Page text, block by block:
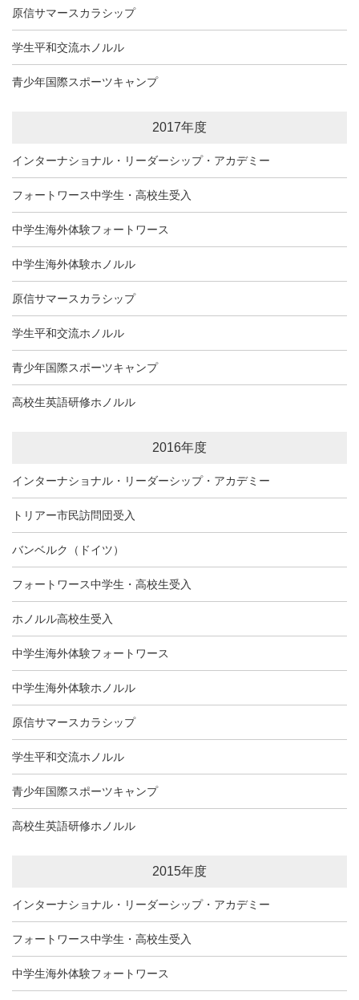
原信サマースカラシップ
学生平和交流ホノルル
青少年国際スポーツキャンプ
2017年度
インターナショナル・リーダーシップ・アカデミー
フォートワース中学生・高校生受入
中学生海外体験フォートワース
中学生海外体験ホノルル
原信サマースカラシップ
学生平和交流ホノルル
青少年国際スポーツキャンプ
高校生英語研修ホノルル
2016年度
インターナショナル・リーダーシップ・アカデミー
トリアー市民訪問団受入
バンベルク（ドイツ）
フォートワース中学生・高校生受入
ホノルル高校生受入
中学生海外体験フォートワース
中学生海外体験ホノルル
原信サマースカラシップ
学生平和交流ホノルル
青少年国際スポーツキャンプ
高校生英語研修ホノルル
2015年度
インターナショナル・リーダーシップ・アカデミー
フォートワース中学生・高校生受入
中学生海外体験フォートワース